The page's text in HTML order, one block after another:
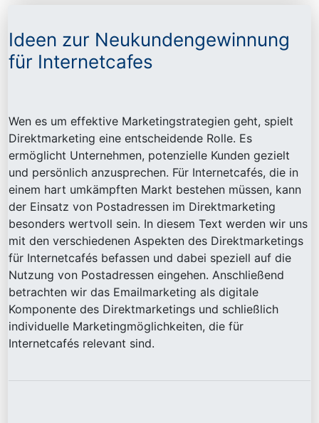
Ideen zur Neukundengewinnung
für Internetcafes
Wen es um effektive Marketingstrategien geht, spielt
Direktmarketing eine entscheidende Rolle. Es
ermöglicht Unternehmen, potenzielle Kunden gezielt
und persönlich anzusprechen. Für Internetcafés, die in
einem hart umkämpften Markt bestehen müssen, kann
der Einsatz von Postadressen im Direktmarketing
besonders wertvoll sein. In diesem Text werden wir uns
mit den verschiedenen Aspekten des Direktmarketings
für Internetcafés befassen und dabei speziell auf die
Nutzung von Postadressen eingehen. Anschließend
betrachten wir das Emailmarketing als digitale
Komponente des Direktmarketings und schließlich
individuelle Marketingmöglichkeiten, die für
Internetcafés relevant sind.